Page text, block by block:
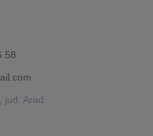
58
jud. Arad